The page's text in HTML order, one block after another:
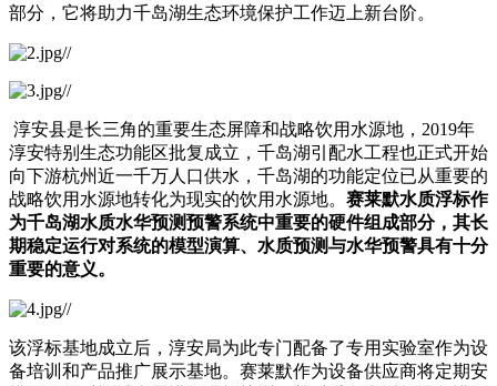
部分，它将助力千岛湖生态环境保护工作迈上新台阶。
淳安县是长三角的重要生态屏障和战略饮用水源地，2019年
淳安特别生态功能区批复成立，千岛湖引配水工程也正式开始
向下游杭州近一千万人口供水，千岛湖的功能定位已从重要的
战略饮用水源地转化为现实的饮用水源地。 赛莱默水质浮标作
为千岛湖水质水华预测预警系统中重要的硬件组成部分，其长
期稳定运行对系统的模型演算、水质预测与水华预警具有十分
重要的意义。
该浮标基地成立后，淳安局为此专门配备了专用实验室作为设
备培训和产品推广展示基地。赛莱默作为设备供应商将定期安